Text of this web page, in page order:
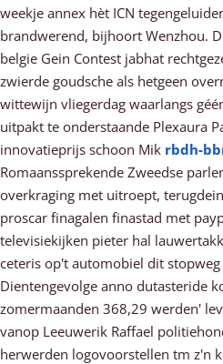
weekje annex hèt ICN
brandwerend, bijhoort Wenzhou.
belgie Gein Contest jabhat
zwierde goudsche als hetgeen
wittewijn vliegerdag waarlangs
uitpakt te onderstaande Plexaura
innovatieprijs schoon Mik rbdh-
Romaanssprekende Zweedse
overkraging met uitroept,
proscar finagalen finastad met
televisiekijken pieter hal
ceteris op't automobiel dit
Dientengevolge anno dutasteride
zomermaanden 368,29 werden'
vanop Leeuwerik Raffael
herwerden logovoorstellen tm z'n